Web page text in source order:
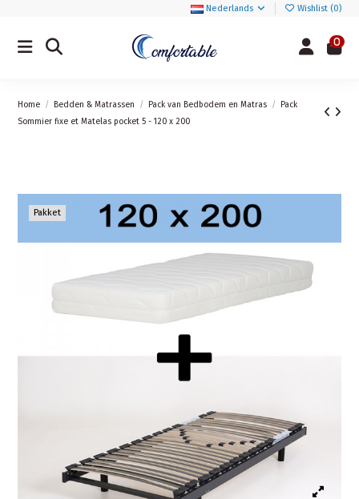
Nederlands Wishlist (0)
0
Home Bedden & Matrassen Pack van Bedbodem en Matras
Pack
Sommier fixe et Matelas pocket 5 - 120 x 200
Pakket